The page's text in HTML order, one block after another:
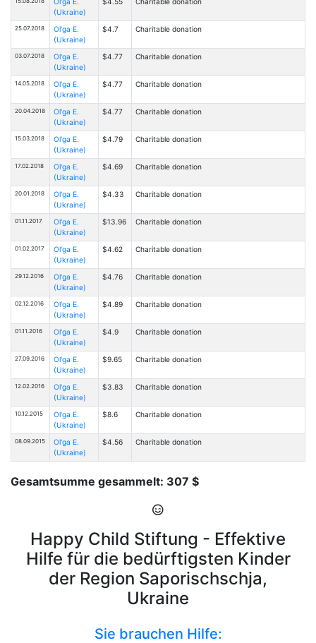
(Ukraine)
25.07.2018
Ol'ga E.
(Ukraine)
$4.7 Charitable donation
03.07.2018
Ol'ga E.
(Ukraine)
$4.77 Charitable donation
14.05.2018
Ol'ga E.
(Ukraine)
$4.77 Charitable donation
20.04.2018
Ol'ga E.
(Ukraine)
$4.77 Charitable donation
15.03.2018
Ol'ga E.
(Ukraine)
$4.79 Charitable donation
17.02.2018
Ol'ga E.
(Ukraine)
$4.69 Charitable donation
20.01.2018
Ol'ga E.
(Ukraine)
$4.33 Charitable donation
01.11.2017
Ol'ga E.
(Ukraine)
$13.96 Charitable donation
01.02.2017
Ol'ga E.
(Ukraine)
$4.62 Charitable donation
29.12.2016
Ol'ga E.
(Ukraine)
$4.76 Charitable donation
02.12.2016
Ol'ga E.
(Ukraine)
$4.89 Charitable donation
01.11.2016
Ol'ga E.
(Ukraine)
$4.9 Charitable donation
27.09.2016
Ol'ga E.
(Ukraine)
$9.65 Charitable donation
12.02.2016
Ol'ga E.
(Ukraine)
$3.83 Charitable donation
10.12.2015
Ol'ga E.
(Ukraine)
$8.6 Charitable donation
08.09.2015
Ol'ga E.
(Ukraine)
$4.56 Charitable donation
Gesamtsumme gesammelt: 307 $
Happy Child Stiftung - Effektive
Hilfe für die bedürftigsten Kinder
der Region Saporischschja,
Ukraine
Sie brauchen Hilfe: